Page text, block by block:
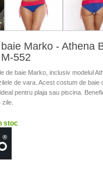
Marko - Athena
552
de baie Marko, inclusiv modelul
de vara. Acest costum de baie
pentru plaja sau piscina.
zile.
stoc